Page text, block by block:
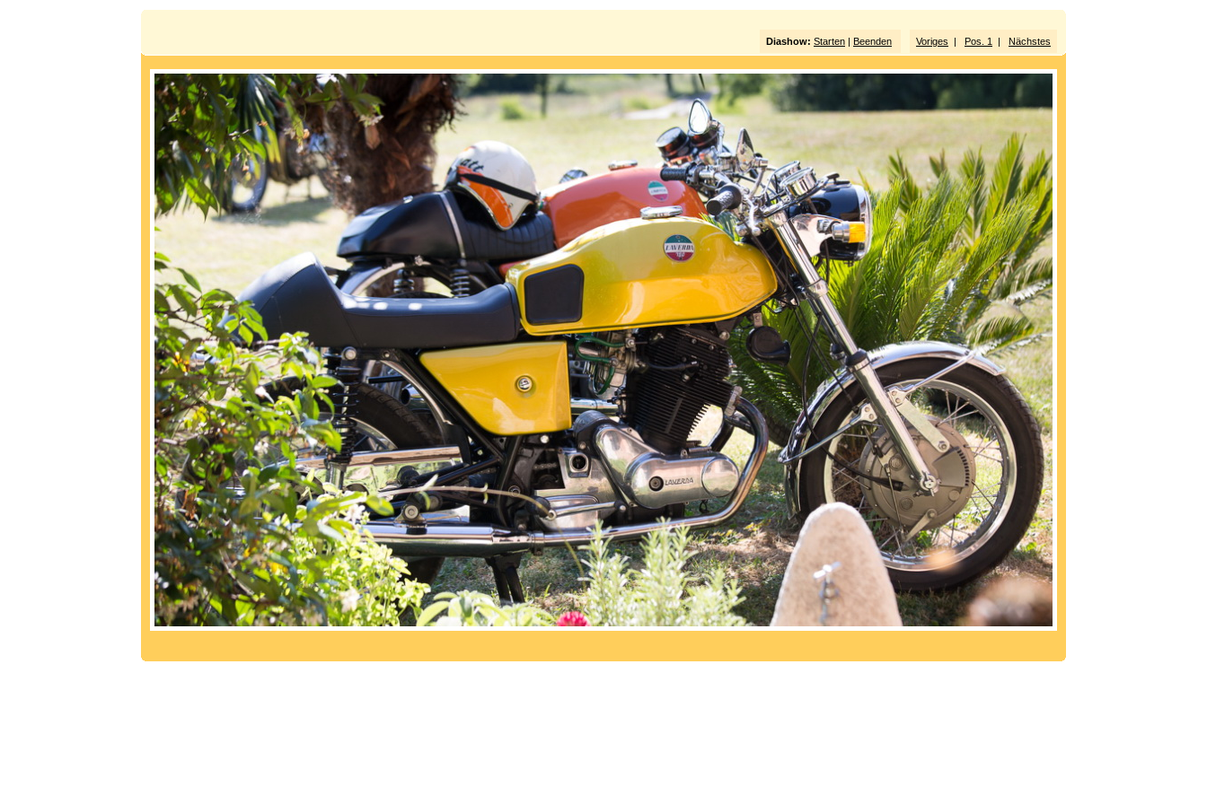
Diashow: Starten | Beenden Voriges | Pos. 1 | Nächstes